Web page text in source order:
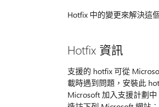
Hotfix 中的變更來解決這
Hotfix 資訊
支援的 hotfix 可從
載時遇到問題，安裝此
Microsoft 加入支援計劃